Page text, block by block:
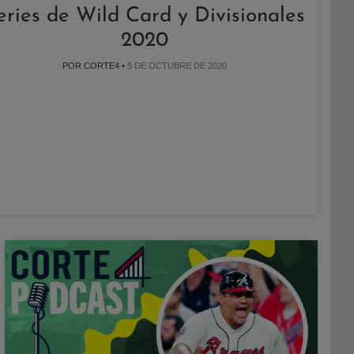
de Wild Card y Divisionales
2020
POR CORTE4 • 5 DE OCTUBRE DE 2020